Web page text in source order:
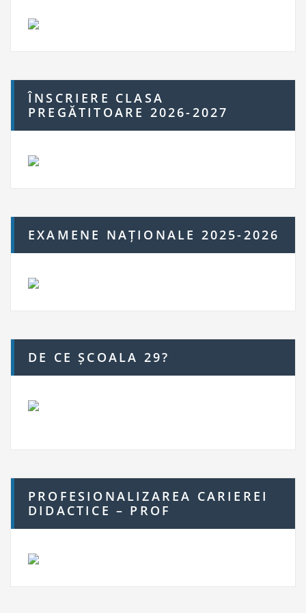
ÎNSCRIERE CLASA
PREGĂTITOARE 2026-2027
EXAMENE NAȚIONALE 2025-2026
DE CE ȘCOALA 29?
PROFESIONALIZAREA CARIEREI
DIDACTICE – PROF